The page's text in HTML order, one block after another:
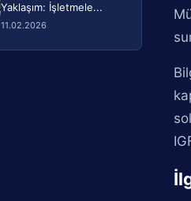
Yaklaşım: İşletmele...
11.02.2026